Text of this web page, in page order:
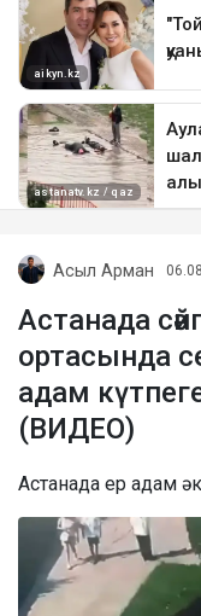
Асыл Арман
Астанада
ортасында
адам
(ВИДЕО)
Астанада ер адам